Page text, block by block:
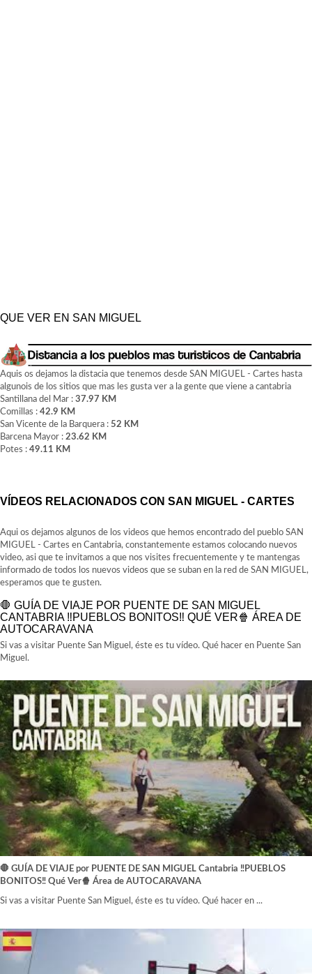
QUE VER EN SAN MIGUEL
Aquis os dejamos la distacia que tenemos desde SAN MIGUEL - Cartes hasta
algunois de los sitios que mas les gusta ver a la gente que viene a cantabria
Santillana del Mar : 37.97 KM
Comillas : 42.9 KM
San Vicente de la Barquera : 52 KM
Barcena Mayor : 23.62 KM
Potes : 49.11 KM
VÍDEOS RELACIONADOS CON SAN MIGUEL - CARTES
Aqui os dejamos algunos de los videos que hemos encontrado del pueblo SAN
MIGUEL - Cartes en Cantabria, constantemente estamos colocando nuevos
video, asi que te invitamos a que nos visites frecuentemente y te mantengas
informado de todos los nuevos videos que se suban en la red de SAN MIGUEL,
esperamos que te gusten.
🛑 GUÍA DE VIAJE POR PUENTE DE SAN MIGUEL
CANTABRIA ‼️PUEBLOS BONITOS‼️ QUÉ VER🍿 ÁREA DE
AUTOCARAVANA
Si vas a visitar Puente San Miguel, éste es tu vídeo. Qué hacer en Puente San
Miguel.
🛑 GUÍA DE VIAJE por PUENTE DE SAN MIGUEL Cantabria ‼️PUEBLOS
BONITOS‼️ Qué Ver🍿 Área de AUTOCARAVANA
Si vas a visitar Puente San Miguel, éste es tu vídeo. Qué hacer en ...